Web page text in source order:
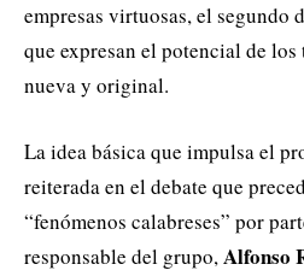
empresas virtuosas, el segundo
que expresan el potencial de
nueva y original.
La idea básica que impulsa el
reiterada en el debate que
“fenómenos calabreses” por
responsable del grupo,Alfonso